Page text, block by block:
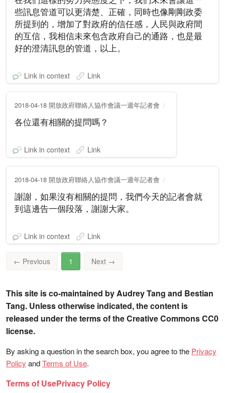
些訊息管道可以更清楚、正確，同時也像剛剛政委
所提到的，增加了對政府的信任感，人民與政府間
的互信，我相信未來包含政府自己的通路，也是最
好的澄清訊息的管道，以上。
Link in context Link
2018-04-18 開放政府聯絡人協作會議一週年記者會
各位還有相關的提問嗎？
Link in context Link
2018-04-18 開放政府聯絡人協作會議一週年記者會
謝謝，如果沒有相關的提問，我們今天的記者會就
到這邊告一個段落，謝謝大家。
Link in context Link
← Previous 1 Next →
This site is co-maintained by Audrey Tang and Bestian
Tang. Unless otherwise indicated, the content is
released under the terms of the Creative Commons CC0
license.
By asking a question in the search box, you agree to the Privacy
Policy andTerms of Use.
Terms of UsePrivacy Policy